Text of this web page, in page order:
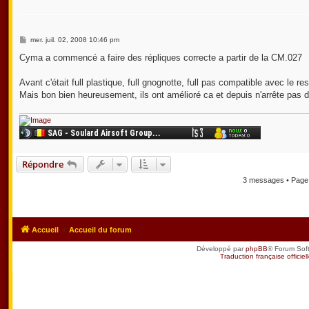
M
s
s
g
mer. juil. 02, 2008 10:46 pm
Cyma a commencé a faire des répliques correcte a partir de la CM.027
Avant c'était full plastique, full gnognotte, full pas compatible avec le
Mais bon bien heureusement, ils ont amélioré ca et depuis n'arrête pas
Répondre
3 messages •
Accueil Accueil du forum
Développé parphpBB® Forum
Traduction française